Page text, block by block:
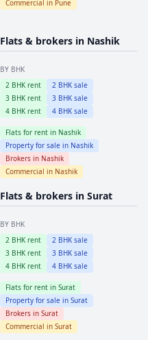
Commercial in Pune
Flats & brokers in Nashik
BY BHK
2 BHK rent 2 BHK sale
3 BHK rent 3 BHK sale
4 BHK rent 4 BHK sale
Flats for rent in Nashik
Property for sale in Nashik
Brokers in Nashik
Commercial in Nashik
Flats & brokers in Surat
BY BHK
2 BHK rent 2 BHK sale
3 BHK rent 3 BHK sale
4 BHK rent 4 BHK sale
Flats for rent in Surat
Property for sale in Surat
Brokers in Surat
Commercial in Surat